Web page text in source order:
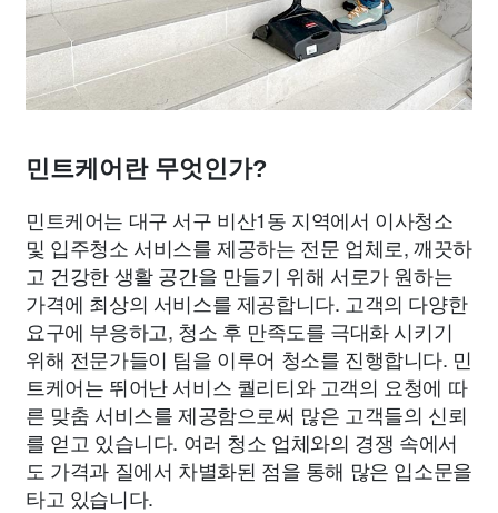
민트케어란 무엇인가?
민트케어는 대구 서구 비산1동 지역에서 이사청소
및 입주청소 서비스를 제공하는 전문 업체로, 깨끗하
고 건강한 생활 공간을 만들기 위해 서로가 원하는
가격에 최상의 서비스를 제공합니다. 고객의 다양한
요구에 부응하고, 청소 후 만족도를 극대화 시키기
위해 전문가들이 팀을 이루어 청소를 진행합니다. 민
트케어는 뛰어난 서비스 퀄리티와 고객의 요청에 따
른 맞춤 서비스를 제공함으로써 많은 고객들의 신뢰
를 얻고 있습니다. 여러 청소 업체와의 경쟁 속에서
도 가격과 질에서 차별화된 점을 통해 많은 입소문을
타고 있습니다.